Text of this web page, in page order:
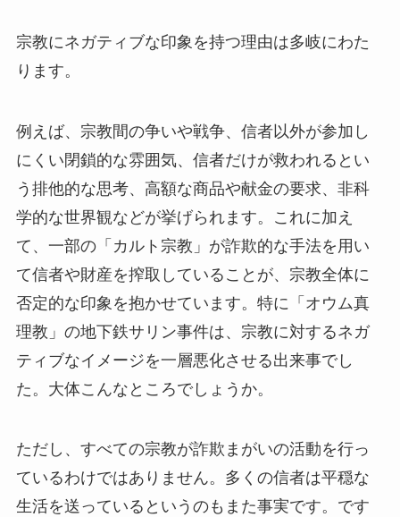
宗教にネガティブな印象を持つ理由は多岐にわた
ります。
例えば、宗教間の争いや戦争、信者以外が参加し
にくい閉鎖的な雰囲気、信者だけが救われるとい
う排他的な思考、高額な商品や献金の要求、非科
学的な世界観などが挙げられます。これに加え
て、一部の「カルト宗教」が詐欺的な手法を用い
て信者や財産を搾取していることが、宗教全体に
否定的な印象を抱かせています。特に「オウム真
理教」の地下鉄サリン事件は、宗教に対するネガ
ティブなイメージを一層悪化させる出来事でし
た。大体こんなところでしょうか。
ただし、すべての宗教が詐欺まがいの活動を行っ
ているわけではありません。多くの信者は平穏な
生活を送っているというのもまた事実です。です